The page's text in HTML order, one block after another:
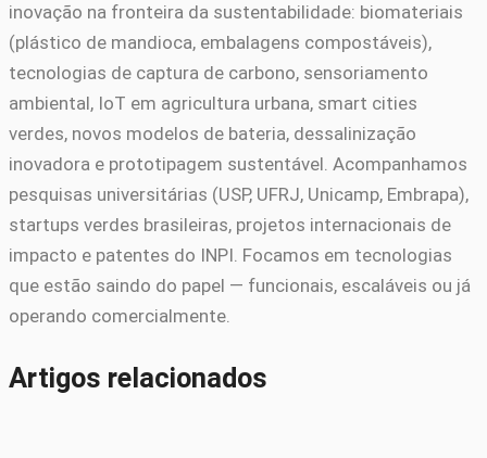
inovação na fronteira da sustentabilidade: biomateriais
(plástico de mandioca, embalagens compostáveis),
tecnologias de captura de carbono, sensoriamento
ambiental, IoT em agricultura urbana, smart cities
verdes, novos modelos de bateria, dessalinização
inovadora e prototipagem sustentável. Acompanhamos
pesquisas universitárias (USP, UFRJ, Unicamp, Embrapa),
startups verdes brasileiras, projetos internacionais de
impacto e patentes do INPI. Focamos em tecnologias
que estão saindo do papel — funcionais, escaláveis ou já
operando comercialmente.
Artigos relacionados